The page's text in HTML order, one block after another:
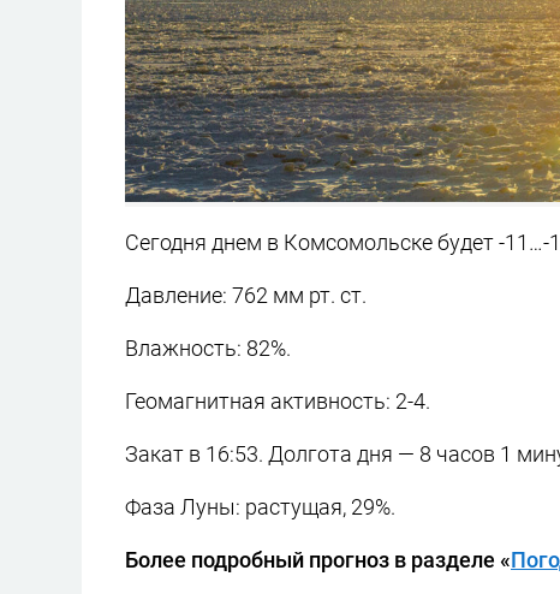
Сегодня днем в Комсомольске будет -
Давление: 762 мм рт. ст.
Влажность: 82%.
Геомагнитная активность: 2-4.
Закат в 16:53. Долгота дня — 8 часов 1
Фаза Луны: растущая, 29%.
Более подробный прогноз в разделе «